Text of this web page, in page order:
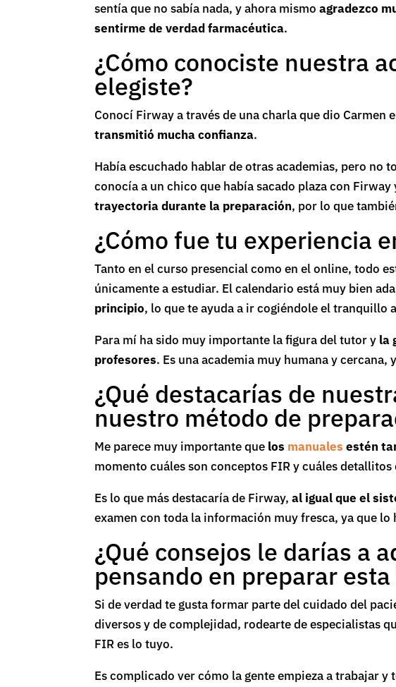
sentía que no sabía nada, y ahora mismoagradezco
sentirme de verdad farmacéutica.
¿Cómo conociste nuestra
elegiste?
Conocí Firway a través de una charla que dio Carmen
transmitió mucha confianza.
Había escuchado hablar de otras academias, pero no
conocía a un chico que había sacado plaza con
trayectoria durante la preparación, por lo que
¿Cómo fue tu experiencia
Tanto en el curso presencial como en el online, todo
únicamente a estudiar. El calendario está muy bien
principio, lo que te ayuda a ir cogiéndole el tranquillo
Para mí ha sido muy importante la figura del tutor y la
profesores. Es una academia muy humana y
¿Qué destacarías de
nuestro método de
Me parece muy importante que los manuales estén
momento cuáles son conceptos FIR y cuáles
Es lo que más destacaría de Firway, al igual que el
examen con toda la información muy fresca, ya que lo
¿Qué consejos le darías a
pensando en preparar
Si de verdad te gusta formar parte del cuidado del
diversos y de complejidad, rodearte de especialistas
FIR es lo tuyo.
Es complicado ver cómo la gente empieza a trabajar